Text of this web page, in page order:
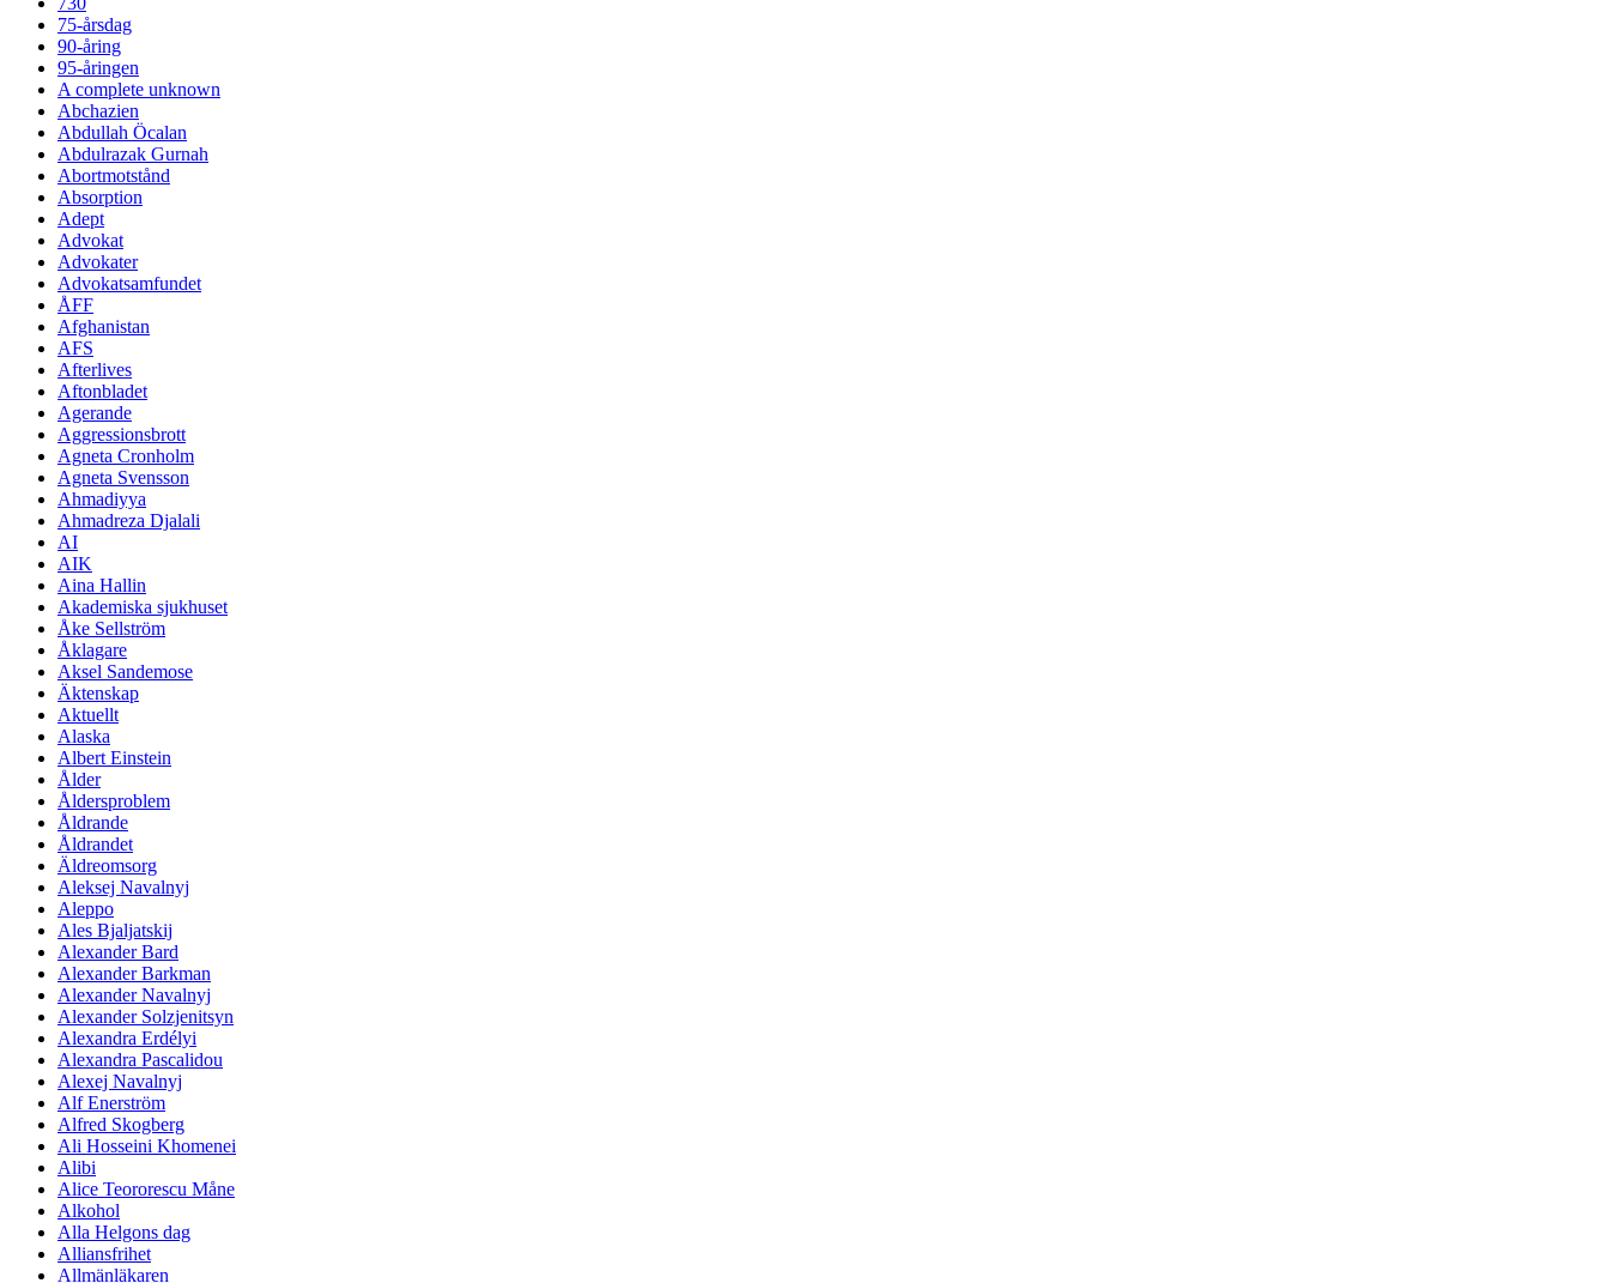
75-årsdag
90-åring
95-åringen
A complete unknown
Abchazien
Abdullah Öcalan
Abdulrazak Gurnah
Abortmotstånd
Absorption
Adept
Advokat
Advokater
Advokatsamfundet
ÅFF
Afghanistan
AFS
Afterlives
Aftonbladet
Agerande
Aggressionsbrott
Agneta Cronholm
Agneta Svensson
Ahmadiyya
Ahmadreza Djalali
AI
AIK
Aina Hallin
Akademiska sjukhuset
Åke Sellström
Åklagare
Aksel Sandemose
Äktenskap
Aktuellt
Alaska
Albert Einstein
Ålder
Åldersproblem
Åldrande
Åldrandet
Äldreomsorg
Aleksej Navalnyj
Aleppo
Ales Bjaljatskij
Alexander Bard
Alexander Barkman
Alexander Navalnyj
Alexander Solzjenitsyn
Alexandra Erdélyi
Alexandra Pascalidou
Alexej Navalnyj
Alf Enerström
Alfred Skogberg
Ali Hosseini Khomenei
Alibi
Alice Teororescu Måne
Alkohol
Alla Helgons dag
Alliansfrihet
Allmänläkaren